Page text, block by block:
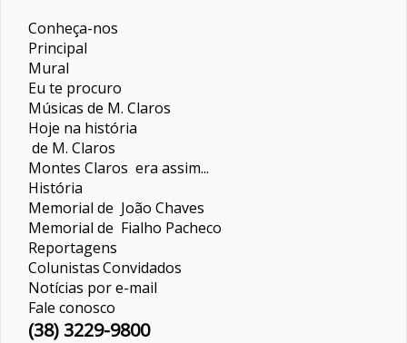
Conheça-nos
Principal
Mural
Eu te procuro
Músicas de M. Claros
Hoje na história
de M. Claros
Montes Claros era assim...
História
Memorial de João Chaves
Memorial de Fialho Pacheco
Reportagens
ColunistasConvidados
Notícias por e-mail
Fale conosco
(38) 3229-9800